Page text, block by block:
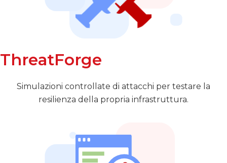
ThreatForge
Simulazioni controllate di attacchi per testare la
resilienza della propria infrastruttura.